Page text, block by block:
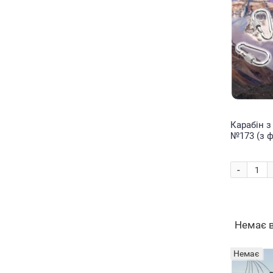
Карабін
№173 (з
-
Немає
Немає